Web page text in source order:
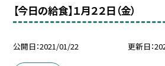
【今日の給食】１月２２日（金）
公開日 2021/01/22 更新日